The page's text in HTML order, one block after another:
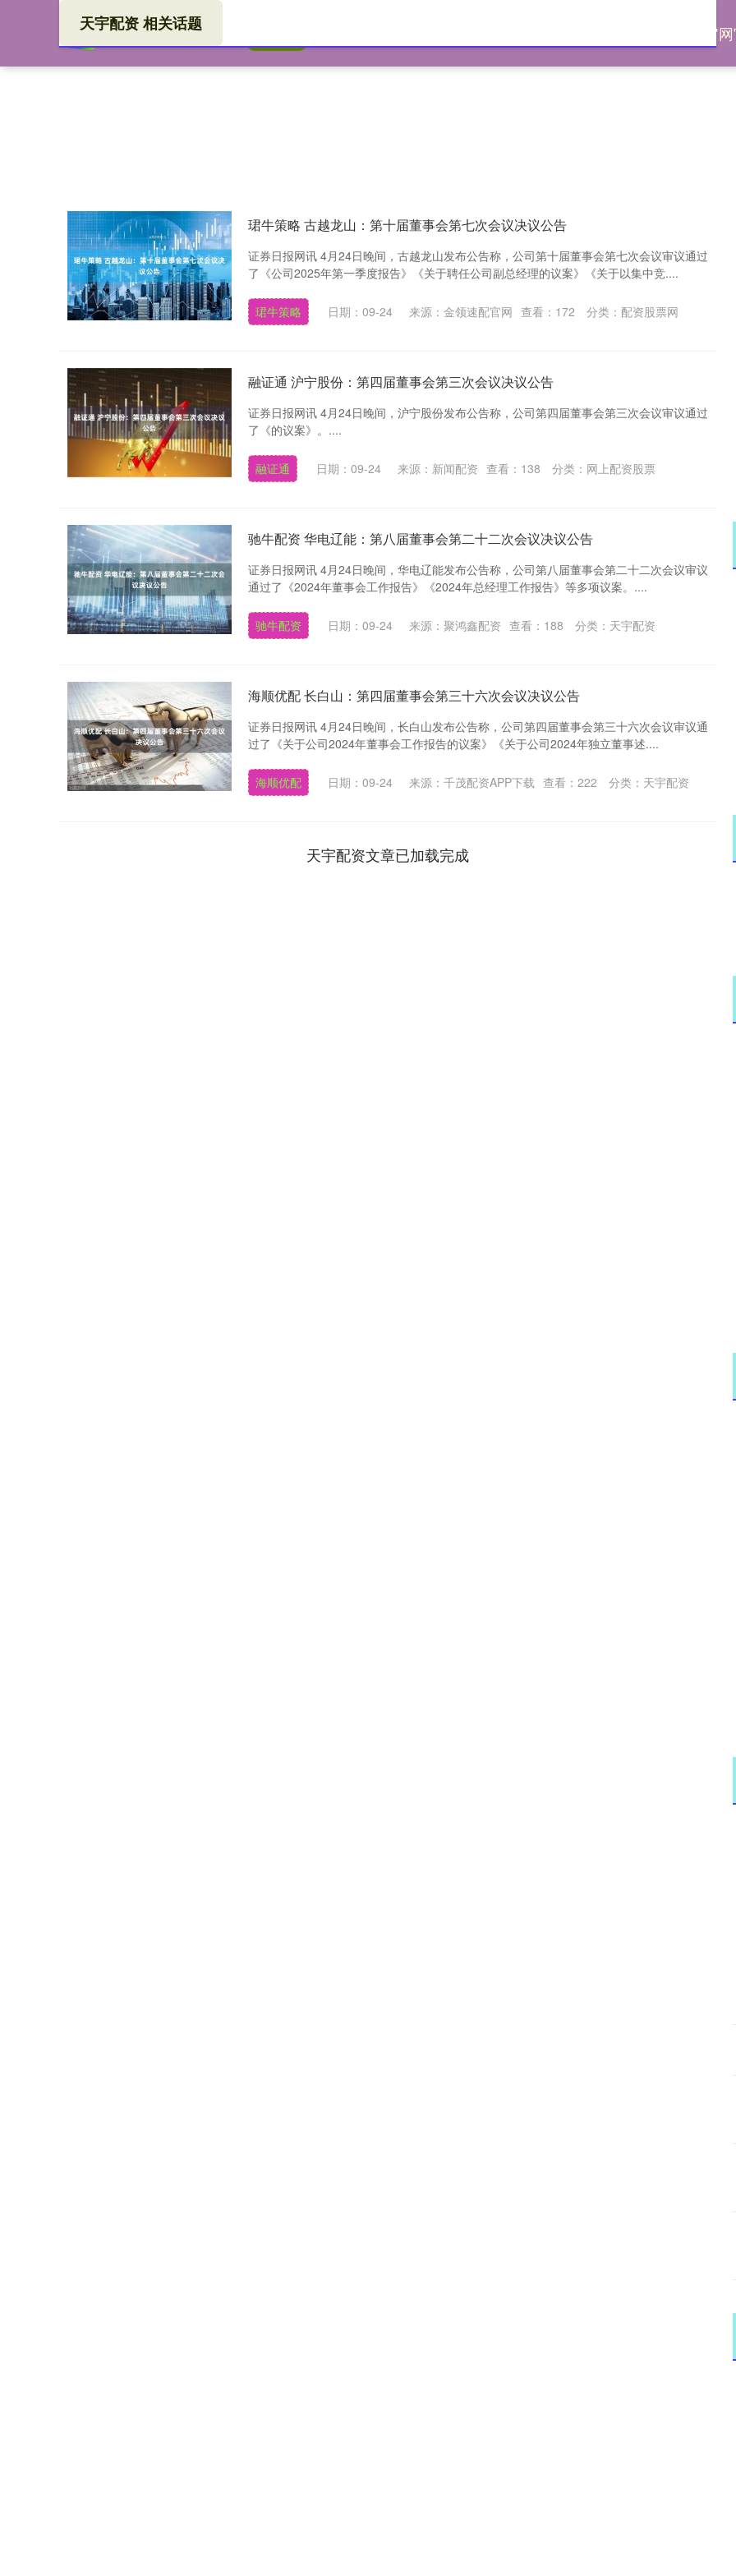
配资炒股官
天宇配资 相关话题
珺牛策略 古越龙山：第十届董事会第七次会议决议公告
证券日报网讯 4月24日晚间，古越龙山发布公告称，公司第十届董事会第七次会议审议通过
了《公司2025年第一季度报告》《关于聘任公司副总经理的议案》《关于以集中竞....
珺牛策略 日期：09-24 来源：金领速配官网 查看： 172 分类： 配资股票网
融证通 沪宁股份：第四届董事会第三次会议决议公告
证券日报网讯 4月24日晚间，沪宁股份发布公告称，公司第四届董事会第三次会议审议通过
了《的议案》。....
融证通 日期：09-24 来源：新闻配资 查看： 138 分类： 网上配资股票
驰牛配资 华电辽能：第八届董事会第二十二次会议决议公告
证券日报网讯 4月24日晚间，华电辽能发布公告称，公司第八届董事会第二十二次会议审议
通过了《2024年董事会工作报告》《2024年总经理工作报告》等多项议案。....
驰牛配资 日期：09-24 来源：聚鸿鑫配资 查看： 188 分类： 天宇配资
海顺优配 长白山：第四届董事会第三十六次会议决议公告
证券日报网讯 4月24日晚间，长白山发布公告称，公司第四届董事会第三十六次会议审议通
过了《关于公司2024年董事会工作报告的议案》《关于公司2024年独立董事述....
海顺优配 日期：09-24 来源：千茂配资APP下载 查看： 222 分类： 天宇配资
天宇配资文章已加载完成
0.00% 深证成指 0.00 0.00